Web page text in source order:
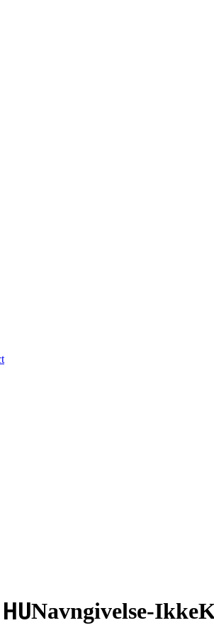
Navngivelse-